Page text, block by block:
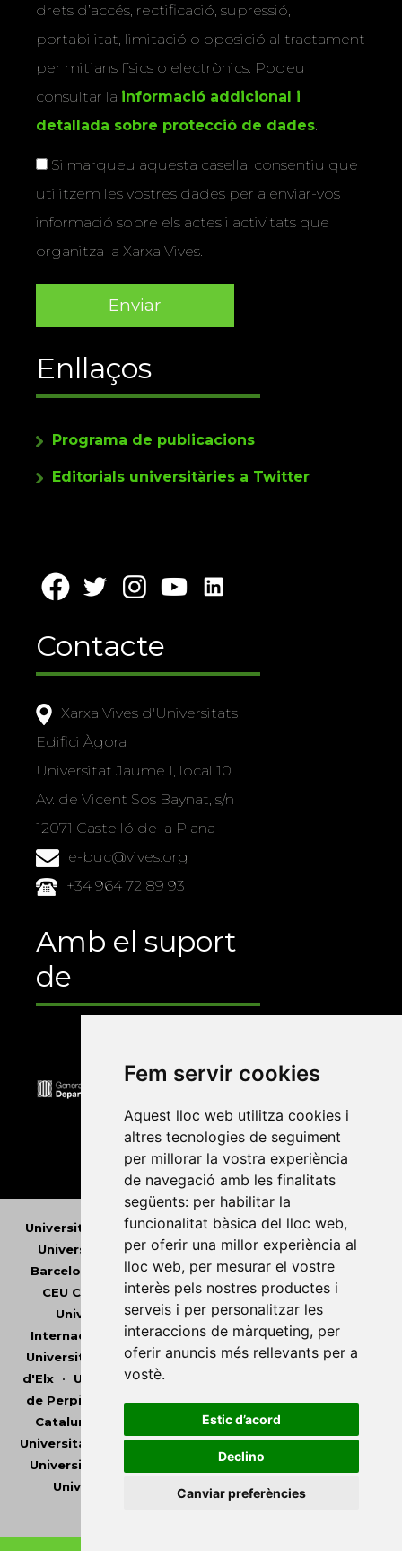
Fem servir cookies
Aquest lloc web utilitza cookies i
altres tecnologies de seguiment
per millorar la vostra experiència
de navegació amb les finalitats
següents: per habilitar la
funcionalitat bàsica del lloc web,
per oferir una millor experiència al
lloc web, per mesurar el vostre
interès pels nostres productes i
serveis i per personalitzar les
interaccions de màrqueting, per
oferir anuncis més rellevants per a
vostè.
Estic d’acord
Declino
Canviar preferències
drets d’accés, rectificació, supressió,
portabilitat, limitació o oposició al tractament
per mitjans físics o electrònics. Podeu
consultar la informació addicional i
detallada sobre protecció de dades.
Si marqueu aquesta casella, consentiu que
utilitzem les vostres dades per a enviar-vos
informació sobre els actes i activitats que
organitza la Xarxa Vives.
Enllaços
Programa de publicacions
Editorials universitàries a Twitter
Contacte
Xarxa Vives d'Universitats
Edifici Àgora
Universitat Jaume I, local 10
Av. de Vicent Sos Baynat, s/n
12071 Castelló de la Plana
e-buc@vives.org
+34 964 72 89 93
Amb el suport
de
Universitat Abat Oliba CEU•Universitat d'Alacant
Universitat d'Andorra •Universitat Autònoma de
Barcelona
Universitat de Barcelona•Universitat
CEU Cardenal Herrera• Universitat de Girona
Universitat de les Illes Balears•Universitat
Internacional de Catalunya • Universitat Jaume I
Universitat de Lleida •Universitat Miguel Hernández
d'Elx• Universitat Oberta de Catalunya
de Perpinyà Via Domitia•Universitat Politècnica de
Catalunya
Universitat Politècnica de València
Universitat Pompeu Fabra•Universitat Ramon Llull
Universitat Rovira i Virgili
Universitat de Sàsser
Universitat de València
•
Universitat de Vic -